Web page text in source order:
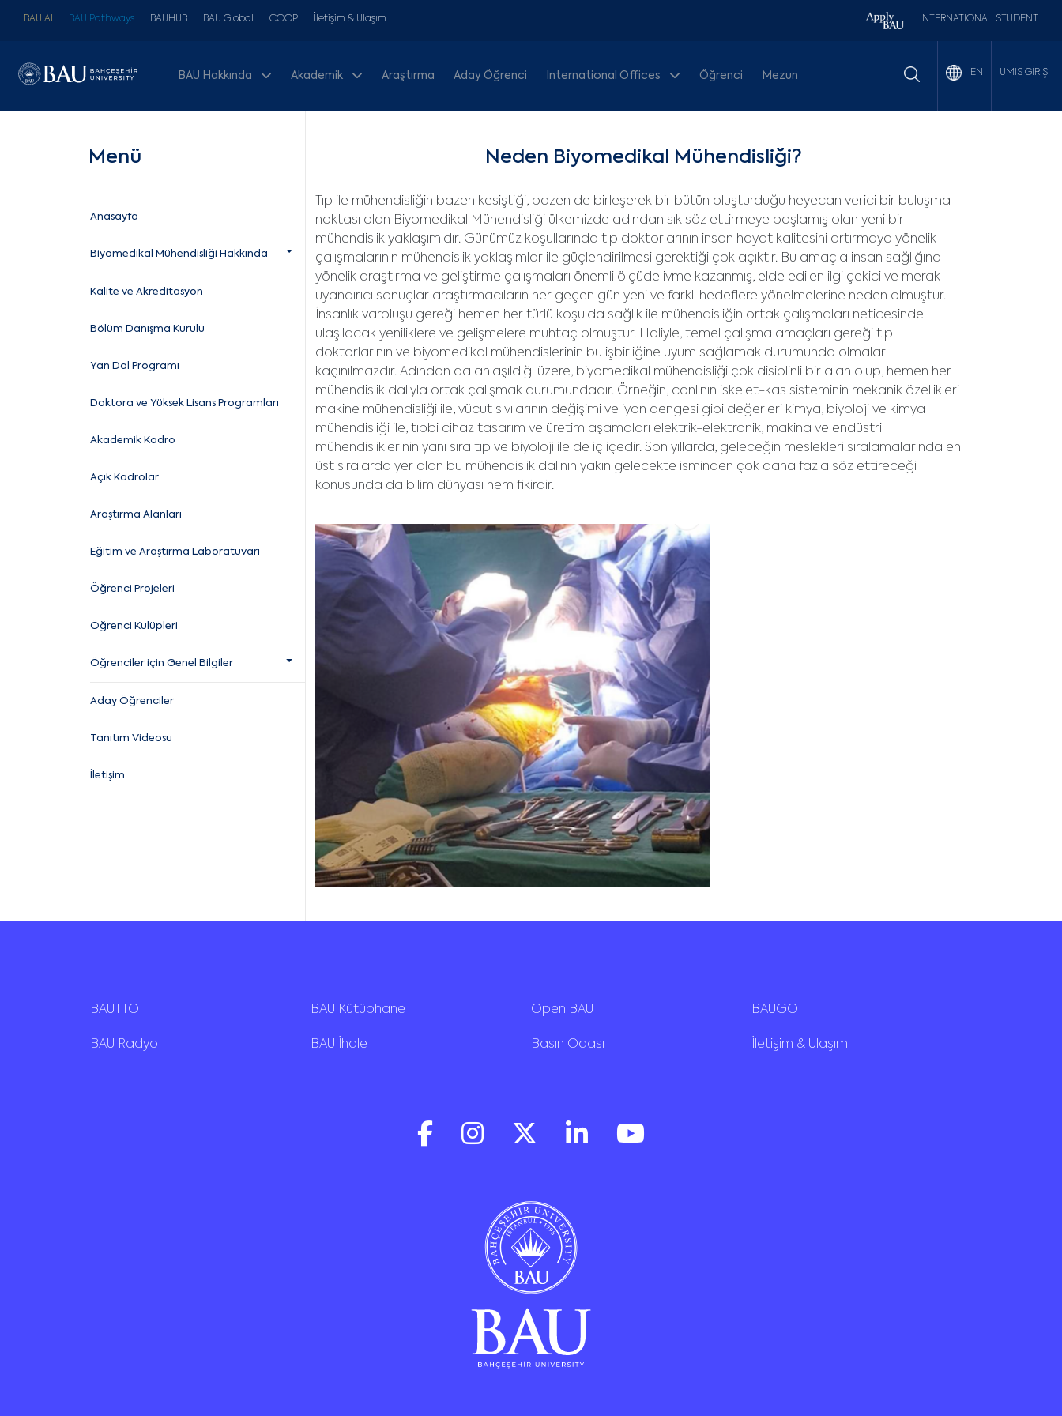
BAU AI BAU Pathways BAUHUB BAU Global COOP İletişim & Ulaşım INTERNATIONAL STUDENT
BAU Hakkında Akademik Araştırma Aday Öğrenci International Offices Öğrenci Mezun EN UMIS GİRİŞ
Menü
Anasayfa
Biyomedikal Mühendisliği Hakkında
Kalite ve Akreditasyon
Bölüm Danışma Kurulu
Yan Dal Programı
Doktora ve Yüksek Lisans Programları
Akademik Kadro
Açık Kadrolar
Araştırma Alanları
Eğitim ve Araştırma Laboratuvarı
Öğrenci Projeleri
Öğrenci Kulüpleri
Öğrenciler için Genel Bilgiler
Aday Öğrenciler
Tanıtım Videosu
İletişim
Neden Biyomedikal Mühendisliği?
Tıp ile mühendisliğin bazen kesiştiği, bazen de birleşerek bir bütün oluşturduğu heyecan verici bir buluşma
noktası olan Biyomedikal Mühendisliği ülkemizde adından sık söz ettirmeye başlamış olan yeni bir
mühendislik yaklaşımıdır. Günümüz koşullarında tıp doktorlarının insan hayat kalitesini artırmaya yönelik
çalışmalarının mühendislik yaklaşımlar ile güçlendirilmesi gerektiği çok açıktır. Bu amaçla insan sağlığına
yönelik araştırma ve geliştirme çalışmaları önemli ölçüde ivme kazanmış, elde edilen ilgi çekici ve merak
uyandırıcı sonuçlar araştırmacıların her geçen gün yeni ve farklı hedeflere yönelmelerine neden olmuştur.
İnsanlık varoluşu gereği hemen her türlü koşulda sağlık ile mühendisliğin ortak çalışmaları neticesinde
ulaşılacak yeniliklere ve gelişmelere muhtaç olmuştur. Haliyle, temel çalışma amaçları gereği tıp
doktorlarının ve biyomedikal mühendislerinin bu işbirliğine uyum sağlamak durumunda olmaları
kaçınılmazdır. Adından da anlaşıldığı üzere, biyomedikal mühendisliği çok disiplinli bir alan olup, hemen her
mühendislik dalıyla ortak çalışmak durumundadır. Örneğin, canlının iskelet-kas sisteminin mekanik özellikleri
makine mühendisliği ile, vücut sıvılarının değişimi ve iyon dengesi gibi değerleri kimya, biyoloji ve kimya
mühendisliği ile, tıbbi cihaz tasarım ve üretim aşamaları elektrik-elektronik, makina ve endüstri
mühendisliklerinin yanı sıra tıp ve biyoloji ile de iç içedir. Son yıllarda, geleceğin meslekleri sıralamalarında en
üst sıralarda yer alan bu mühendislik dalının yakın gelecekte isminden çok daha fazla söz ettireceği
konusunda da bilim dünyası hem fikirdir.
BAUTTO BAU Kütüphane Open BAU BAUGO
BAU Radyo BAU İhale Basın Odası İletişim & Ulaşım